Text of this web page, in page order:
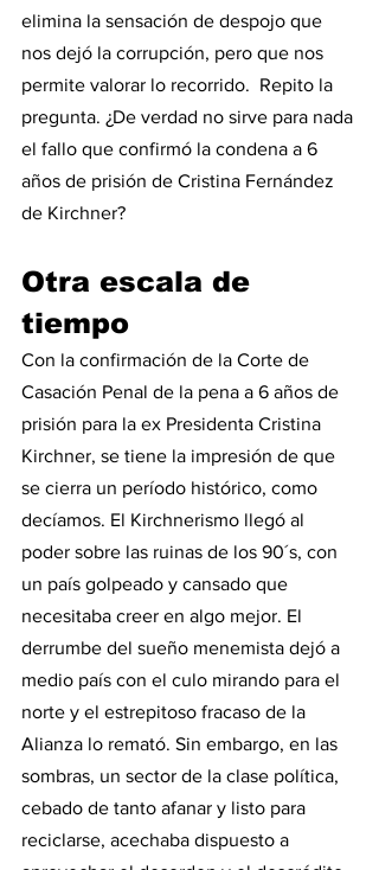
elimina la sensación de despojo que
nos dejó la corrupción, pero que nos
permite valorar lo recorrido.  Repito la
pregunta. ¿De verdad no sirve para nada
el fallo que confirmó la condena a 6
años de prisión de Cristina Fernández
de Kirchner?
Otra escala de
tiempo
Con la confirmación de la Corte de
Casación Penal de la pena a 6 años de
prisión para la ex Presidenta Cristina
Kirchner, se tiene la impresión de que
se cierra un período histórico, como
decíamos. El Kirchnerismo llegó al
poder sobre las ruinas de los 90´s, con
un país golpeado y cansado que
necesitaba creer en algo mejor. El
derrumbe del sueño menemista dejó a
medio país con el culo mirando para el
norte y el estrepitoso fracaso de la
Alianza lo remató. Sin embargo, en las
sombras, un sector de la clase política,
cebado de tanto afanar y listo para
reciclarse, acechaba dispuesto a